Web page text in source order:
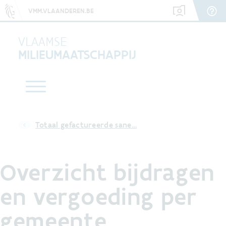
VMM.VLAANDEREN.BE
VLAAMSE
MILIEUMAATSCHAPPIJ
Totaal gefactureerde sane…
Overzicht bijdragen
en vergoeding per